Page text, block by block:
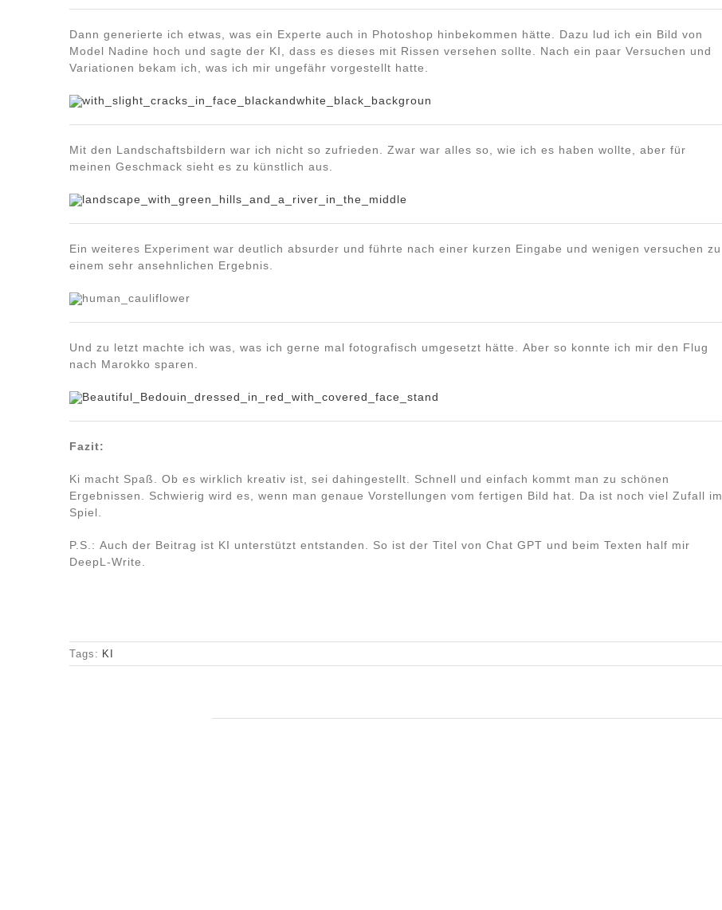
Dann generierte ich etwas, was ein Experte auch in Photoshop hinbekommen hätte. Dazu lud ich ein Bild von
Model Nadine hoch und sagte der KI, dass es dieses mit Rissen versehen sollte. Nach ein paar Versuchen und
Variationen bekam ich, was ich mir ungefähr vorgestellt hatte.
Mit den Landschaftsbildern war ich nicht so zufrieden. Zwar war alles so, wie ich es haben wollte, aber für
meinen Geschmack sieht es zu künstlich aus.
Ein weiteres Experiment war deutlich absurder und führte nach einer kurzen Eingabe und wenigen versuchen zu
einem sehr ansehnlichen Ergebnis.
Und zu letzt machte ich was, was ich gerne mal fotografisch umgesetzt hätte. Aber so konnte ich mir den Flug
nach Marokko sparen.
Fazit:
Ki macht Spaß. Ob es wirklich kreativ ist, sei dahingestellt. Schnell und einfach kommt man zu schönen
Ergebnissen. Schwierig wird es, wenn man genaue Vorstellungen vom fertigen Bild hat. Da ist noch viel Zufall im
Spiel.
P.S.: Auch der Beitrag ist KI unterstützt entstanden. So ist der Titel von Chat GPT und beim Texten half mir
DeepL-Write.
Tags: KI